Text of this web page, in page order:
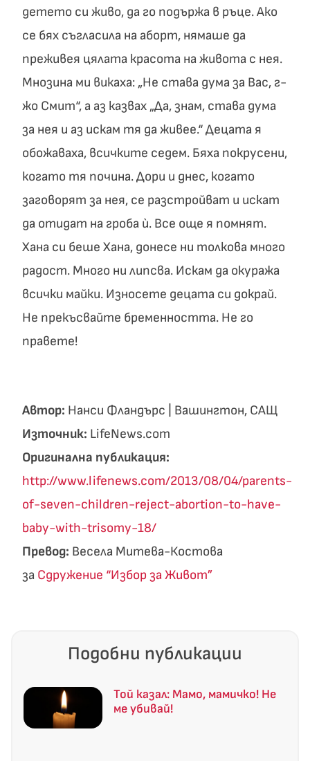
детето си живо, да го подържа в ръце. Ако
се бях съгласила на аборт, нямаше да
преживея цялата красота на живота с нея.
Мнозина ми викаха: „Не става дума за Вас, г-
жо Смит“, а аз казвах „Да, знам, става дума
за нея и аз искам тя да живее.“ Децата я
обожаваха, всичките седем. Бяха покрусени,
когато тя почина. Дори и днес, когато
заговорят за нея, се разстройват и искат
да отидат на гроба ù. Все още я помнят.
Хана си беше Хана, донесе ни толкова много
радост. Много ни липсва. Искам да окуража
всички майки. Износете децата си докрай.
Не прекъсвайте бременността. Не го
правете!
Автор: Нанси Фландърс | Вашингтон, САЩ
Източник: LifeNews.com
Оригинална публикация:
http://www.lifenews.com/2013/08/04/parents-
of-seven-children-reject-abortion-to-have-
baby-with-trisomy-18/
Превод: Весела Митева-Костова
за Сдружение “Избор за Живот”
Подобни публикации
Той казал: Мамо, мамичко! Не
ме убивай!